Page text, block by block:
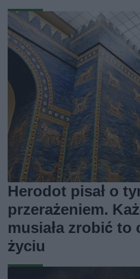
Herodot pisał o
przerażeniem.
musiała zrobić to
życiu